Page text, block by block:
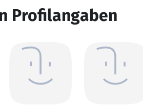
Profilangaben